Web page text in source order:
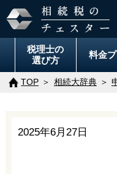
税理士の
選び方
料金
TOP 相続大辞典
2025年6月27日